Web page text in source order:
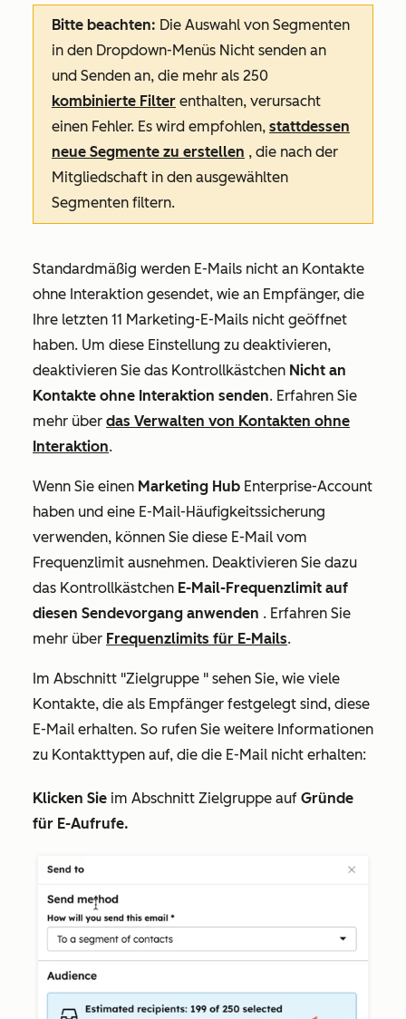
Bitte beachten: Die Auswahl von Segmenten
in den Dropdown-Menüs Nicht senden an
und Senden an, die mehr als 250
kombinierte Filter enthalten, verursacht
einen Fehler. Es wird empfohlen, stattdessen
neue Segmente zu erstellen , die nach der
Mitgliedschaft in den ausgewählten
Segmenten filtern.
Standardmäßig werden E-Mails nicht an Kontakte
ohne Interaktion gesendet, wie an Empfänger, die
Ihre letzten 11 Marketing-E-Mails nicht geöffnet
haben. Um diese Einstellung zu deaktivieren,
deaktivieren Sie das Kontrollkästchen Nicht an
Kontakte ohne Interaktion senden. Erfahren Sie
mehr über das Verwalten von Kontakten ohne
Interaktion.
Wenn Sie einen Marketing Hub Enterprise-Account
haben und eine E-Mail-Häufigkeitssicherung
verwenden, können Sie diese E-Mail vom
Frequenzlimit ausnehmen. Deaktivieren Sie dazu
das Kontrollkästchen E-Mail-Frequenzlimit auf
diesen Sendevorgang anwenden . Erfahren Sie
mehr über Frequenzlimits für E-Mails.
Im Abschnitt "Zielgruppe " sehen Sie, wie viele
Kontakte, die als Empfänger festgelegt sind, diese
E-Mail erhalten. So rufen Sie weitere Informationen
zu Kontakttypen auf, die die E-Mail nicht erhalten:
Klicken Sie im Abschnitt Zielgruppe auf Gründe
für E-Aufrufe.